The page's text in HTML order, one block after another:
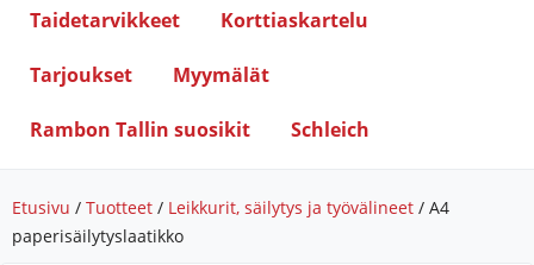
Taidetarvikkeet Korttiaskartelu
Tarjoukset Myymälät
Rambon Tallin suosikit Schleich
Etusivu / Tuotteet / Leikkurit, säilytys ja työvälineet / A4
paperisäilytyslaatikko